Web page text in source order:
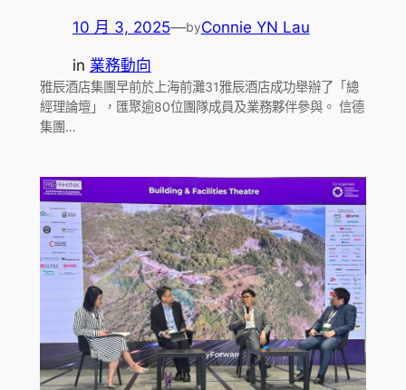
10 月 3, 2025—byConnie YN Lau
in 業務動向
雅辰酒店集團早前於上海前灘31雅辰酒店成功舉辦了「總
經理論壇」，匯聚逾80位團隊成員及業務夥伴參與。 信德
集團…